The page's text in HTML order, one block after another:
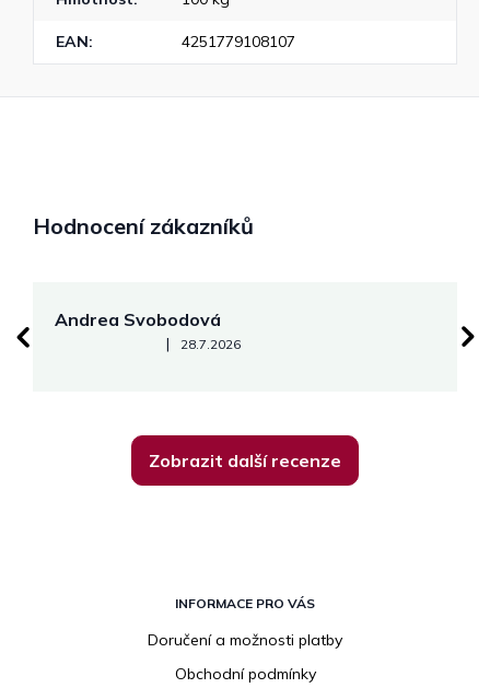
EAN: 4251779108107
Hodnocení zákazníků
Andrea Svobodová
Hodnocení obchodu je 5 z 5 hvězdiček.
| 28.7.2026
Zobrazit další recenze
INFORMACE PRO VÁS
Doručení a možnosti platby
Obchodní podmínky